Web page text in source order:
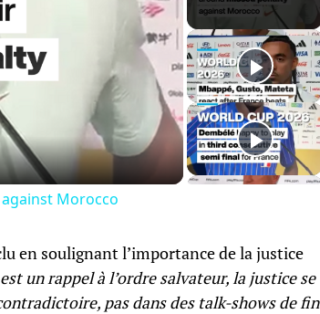
Morocco
en soulignant l’importance de la justice
un rappel à l’ordre salvateur, la justice se
pas dans des talk-shows de fin